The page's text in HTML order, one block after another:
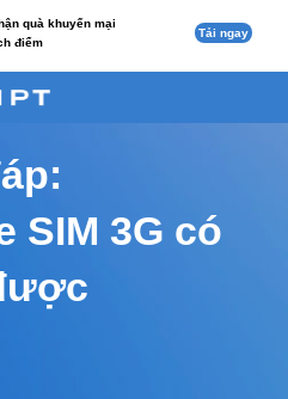
quà khuyến mại
điểm
Tải ngay
SIM 3G có